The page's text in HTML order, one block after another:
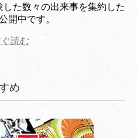
た数々の出来事を集約した
開中です。
読む
め